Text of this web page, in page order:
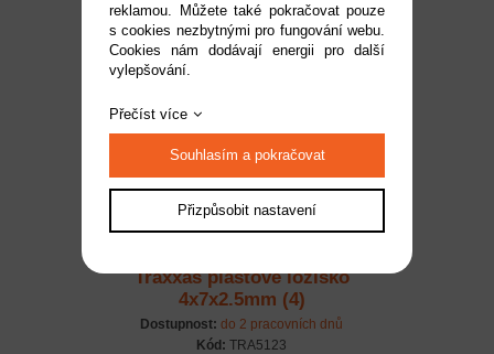
119 Kč
Traxxas plastové ložisko
4x7x2.5mm (4)
Dostupnost: do 2 pracovních dnů
Kód: TRA5123
reklamou. Můžete také pokračovat pouze
s cookies nezbytnými pro fungování webu.
Cookies nám dodávají energii pro další
vylepšování.
Přečíst více
Souhlasím a pokračovat
Přizpůsobit nastavení